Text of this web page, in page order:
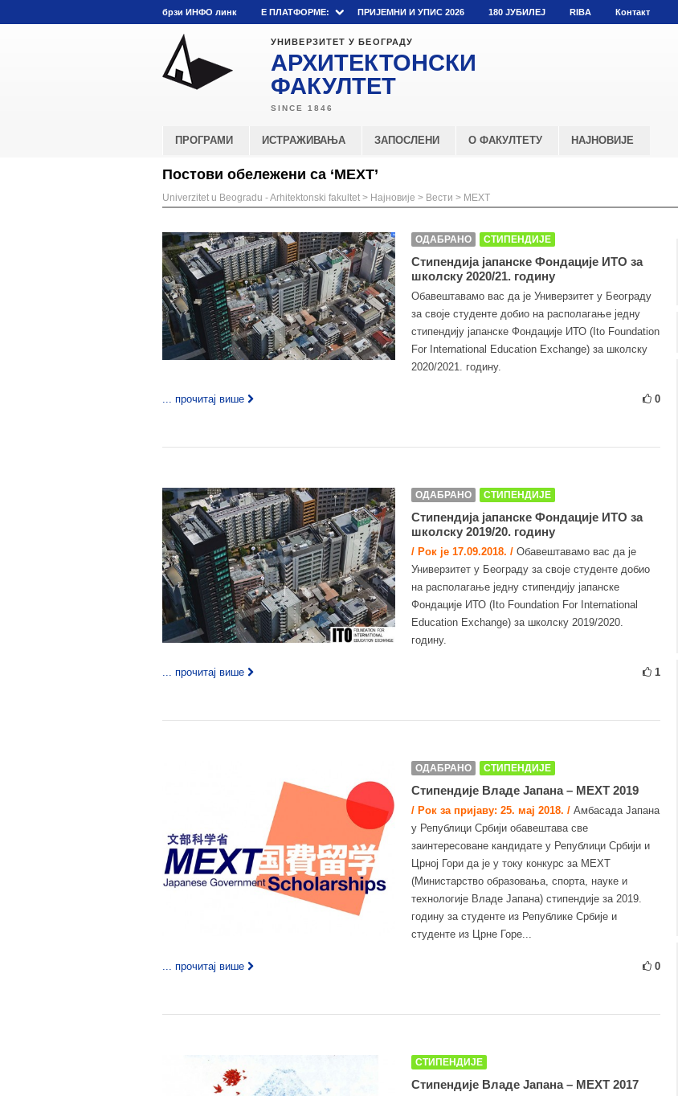
брзи ИНФО линк E ПЛАТФОРМЕ: ПРИЈЕМНИ И УПИС 2026 180 ЈУБИЛЕЈ RIBA Контакт
УНИВЕРЗИТЕТ У БЕОГРАДУ
АРХИТЕКТОНСКИ
ФАКУЛТЕТ
ПРОГРАМИ ИСТРАЖИВАЊА ЗАПОСЛЕНИ О ФАКУЛТЕТУ НАЈНОВИЈЕ
Постови обележени са ‘МЕXТ’
Univerzitet u Beogradu - Arhitektonski fakultet > Најновије > Вести > МЕXТ
ОДАБРАНО СТИПЕНДИЈЕ
Стипендија јапанске Фондације ИТО за
школску 2020/21. годину
Обавештавамо вас да је Универзитет у Београду
за своје студенте добио на располагање једну
стипендију јапанске Фондације ИТО (Ito Foundation
For International Education Exchange) за школску
2020/2021. годину.
... прочитај више 0
ОДАБРАНО СТИПЕНДИЈЕ
Стипендија јапанске Фондације ИТО за
школску 2019/20. годину
/ Рок је 17.09.2018. / Обавештавамо вас да је
Универзитет у Београду за своје студенте добио
на располагање једну стипендију јапанске
Фондације ИТО (Ito Foundation For International
Education Exchange) за школску 2019/2020.
годину.
... прочитај више 1
ОДАБРАНО СТИПЕНДИЈЕ
Стипендије Владе Јапана – MEXT 2019
/ Рок за пријаву: 25. мај 2018. / Амбасада Јапана
у Републици Србији обавештава све
заинтересоване кандидате у Републици Србији и
Црној Гори да је у току конкурс за MEXT
(Министарство образовања, спорта, науке и
технологије Владе Јапана) стипендије за 2019.
годину за студенте из Републике Србије и
студенте из Црне Горе...
... прочитај више 0
СТИПЕНДИЈЕ
Стипендије Владе Јапана – MEXT 2017